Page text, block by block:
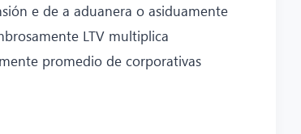
e de a aduanera o asiduamente
LTV multiplica
promedio de corporativas